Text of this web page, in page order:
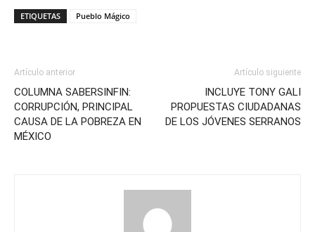
ETIQUETAS Pueblo Mágico
Artículo anterior
COLUMNA SABERSINFIN:
CORRUPCIÓN, PRINCIPAL
CAUSA DE LA POBREZA EN
MÉXICO
Artículo siguiente
INCLUYE TONY GALI
PROPUESTAS CIUDADANAS
DE LOS JÓVENES SERRANOS